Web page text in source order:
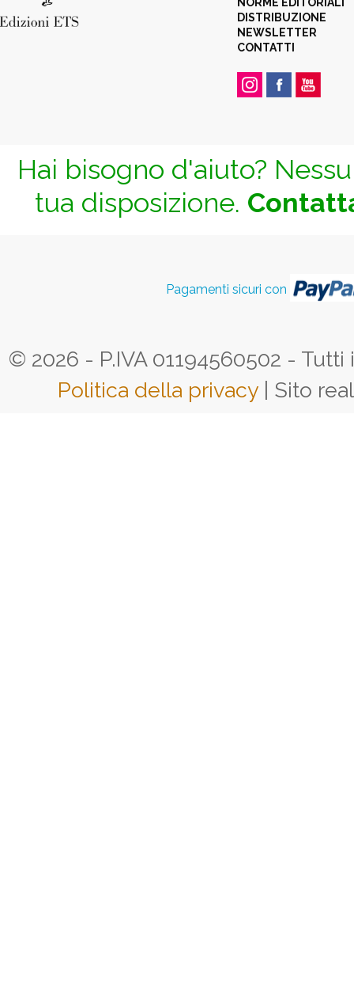
DISTRIBUZIONE
NEWSLETTER
CONTATTI
Hai bisogno d'aiuto?
tua disposizione.
Pagamenti sicuri con
© 2026 - P.IVA 01194560502 -
Politica della privacy | Sito